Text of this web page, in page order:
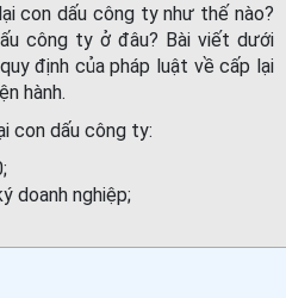
con dấu công ty như thế nào?
công ty ở đâu? Bài viết dưới
định của pháp luật về cấp lại
hành.
con dấu công ty:
doanh nghiệp;